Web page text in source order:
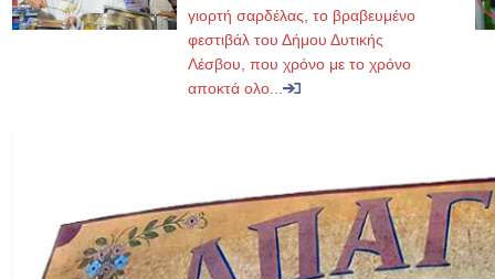
γιορτή σαρδέλας, το βραβευμένο
φεστιβάλ του Δήμου Δυτικής
Λέσβου, που χρόνο με το χρόνο
αποκτά ολο...